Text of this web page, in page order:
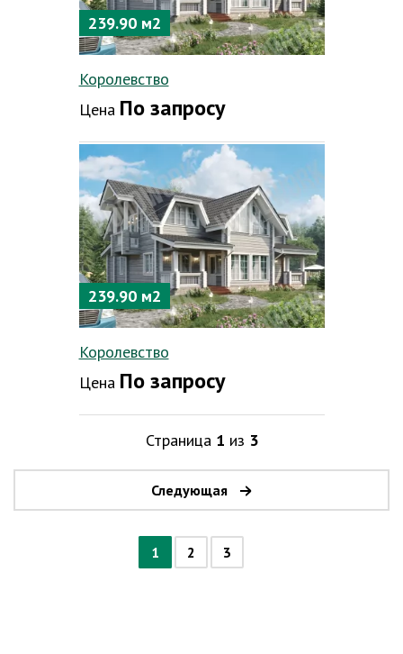
239.90 м2
Королевство
Цена По запросу
239.90 м2
Королевство
Цена По запросу
Страница 1 из 3
1 2 3
Следующая